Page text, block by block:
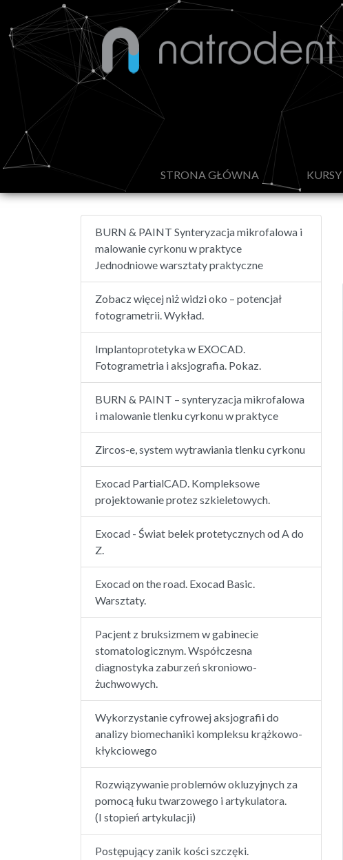
STRONA GŁÓWNA (CURRENT)KURSY
BURN & PAINT Synteryzacja mikrofalowa i
malowanie cyrkonu w praktyce
Jednodniowe warsztaty praktyczne
Zobacz więcej niż widzi oko – potencjał
fotogrametrii. Wykład.
Implantoprotetyka w EXOCAD.
Fotogrametria i aksjografia. Pokaz.
BURN & PAINT – synteryzacja mikrofalowa
i malowanie tlenku cyrkonu w praktyce
Zircos-e, system wytrawiania tlenku cyrkonu
Exocad PartialCAD. Kompleksowe
projektowanie protez szkieletowych.
Exocad - Świat belek protetycznych od A do
Z.
Exocad on the road. Exocad Basic.
Warsztaty.
Pacjent z bruksizmem w gabinecie
stomatologicznym. Współczesna
diagnostyka zaburzeń skroniowo-
żuchwowych.
Wykorzystanie cyfrowej aksjografii do
analizy biomechaniki kompleksu krążkowo-
kłykciowego
Rozwiązywanie problemów okluzyjnych za
pomocą łuku twarzowego i artykulatora.
(I stopień artykulacji)
Postępujący zanik kości szczęki.